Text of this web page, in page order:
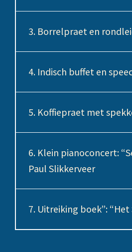
3. Borrelpraet en
4. Indisch buffet en
5. Koffiepraet met
6. Klein pianoconcert:
Paul Slikkerveer
7. Uitreiking boek”: